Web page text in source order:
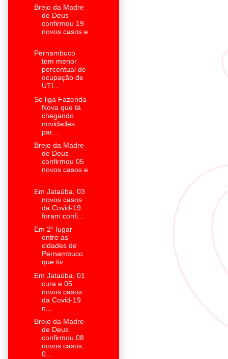
Brejo da Madre
de Deus
confirmou 19
novos casos e
Pernambuco
tem menor
percentual de
ocupação de
UTI...
Se liga Fazenda
Nova que tá
chegando
novidades
par...
Brejo da Madre
de Deus
confirmou 05
novos casos e
...
Em Jataúba, 03
novos casos
da Covid-19
foram confi...
Em 2° lugar
entre as
cidades de
Pernambuco
que tiv...
Em Jataúba, 01
cura e 05
novos casos
da Covid-19
n...
Brejo da Madre
de Deus
confirmou 08
novos casos,
0...